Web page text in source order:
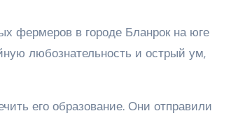
фермеров в городе Бланрок на юге
любознательность и острый ум,
его образование. Они отправили